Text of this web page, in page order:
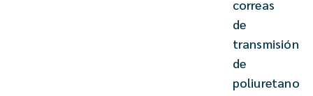
correas
de
transmisión
de
poliuretano